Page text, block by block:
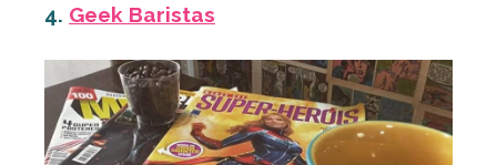
4. Geek Baristas